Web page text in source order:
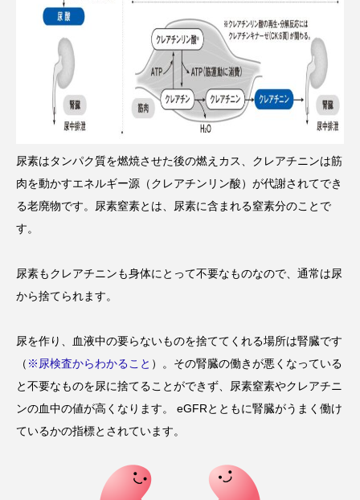
尿素はタンパク質を燃焼させた後の燃えカス、クレアチニンは筋
肉を動かすエネルギー源（クレアチンリン酸）が代謝されてでき
る老廃物です。尿素窒素とは、尿素に含まれる窒素分のことで
す。
尿素もクレアチニンも身体にとって不要なものなので、通常は尿
から捨てられます。
尿を作り、血液中の要らないものを捨ててくれる場所は腎臓です
（ ※尿検査からわかること ）。その腎臓の働きが悪くなっている
と不要なものを尿に捨てることができず、尿素窒素やクレアチニ
ンの血中の値が高くなります。 eGFRとともに腎臓がうまく働け
ているかの指標とされています。